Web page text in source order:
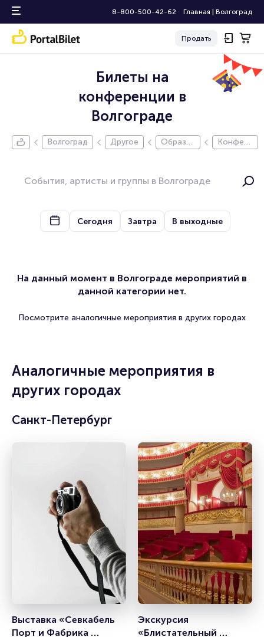
8-800-500-42-62 Главная Волгоград
Продать
Билеты на
конференции в
Волгограде
Волгоград Другое
Образо
Конфер
Сегодня Завтра В выходные
На данный момент в Волгограде мероприятий в
данной категории нет.
Посмотрите аналогичные мероприятия в других городах
Аналогичные мероприятия в
других городах
Санкт-Петербург
Выставка «Севкабель
Порт и Фабрика
Экскурсия
«Блистательный